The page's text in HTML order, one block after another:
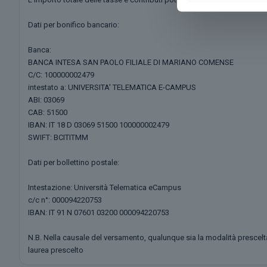
Dati per bonifico bancario:
Banca:
BANCA INTESA SAN PAOLO FILIALE DI MARIANO COMENSE
C/C: 100000002479
intestato a: UNIVERSITA' TELEMATICA E-CAMPUS
ABI: 03069
CAB: 51500
IBAN: IT 18 D 03069 51500 100000002479
SWIFT: BCITITMM
Dati per bollettino postale:
Intestazione: Università Telematica eCampus
c/c n°: 000094220753
IBAN: IT 91 N 07601 03200 000094220753
N.B. Nella causale del versamento, qualunque sia la modalità
laurea prescelto